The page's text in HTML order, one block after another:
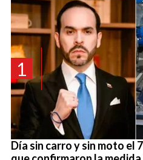
1
Día sin carro y sin moto el